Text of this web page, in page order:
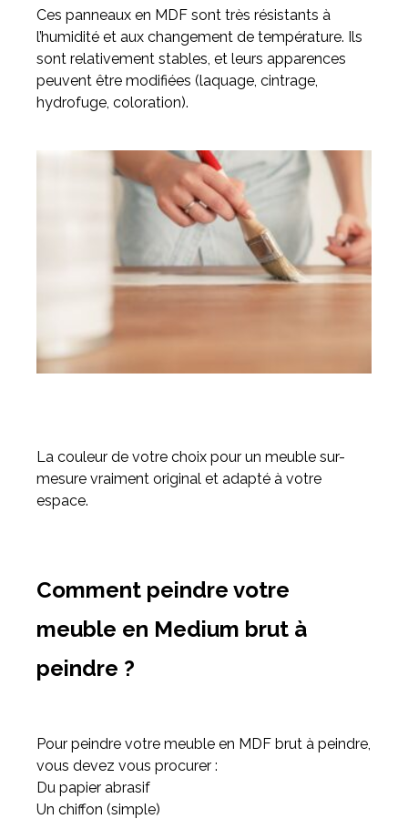
Ces panneaux en MDF sont très résistants à
l’humidité et aux changement de température. Ils
sont relativement stables, et leurs apparences
peuvent être modifiées (laquage, cintrage,
hydrofuge, coloration).
La couleur de votre choix pour un meuble sur-
mesure vraiment original et adapté à votre
espace.
Comment peindre votre
meuble en Medium brut à
peindre ?
Pour peindre votre meuble en MDF brut à peindre,
vous devez vous procurer :
Du papier abrasif
Un chiffon (simple)